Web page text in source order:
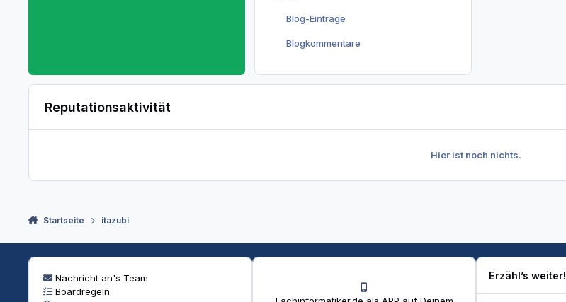
Blog-Einträge
Blogkommentare
Reputationsaktivität
Hier ist noch nichts.
Startseite itazubi
Nachricht an's Team
Boardregeln
Erzähl’s weiter!